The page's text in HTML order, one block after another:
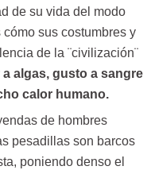
de su vida del modo
sus costumbres y
de la ¨civilización¨
algas, gusto a sangre
calor humano.
de hombres
pesadillas son barcos
poniendo denso el